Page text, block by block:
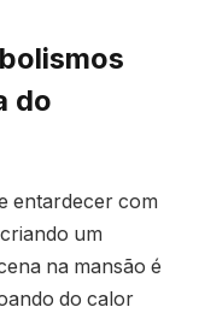
do
entardecer com
um
na mansão é
do calor